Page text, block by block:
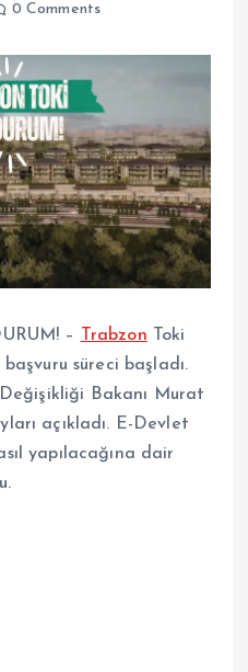
0 Comments
– Trabzon Toki
süreci başladı.
Bakanı Murat
açıkladı. E-Devlet
yapılacağına dair